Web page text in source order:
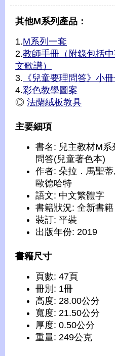
其他M系列產品：
1.M系列一套
2.教師手冊（附錄包括
文歌譜）
3. 《兒童要理問答》小
4.彩色教學圖案
◎ 法蘭絨板教具
主要細項
書名: 兒主教材M
問答(兒童著色本)
作者: 朵拉．馬聖
歐德哈特
語文: 中文繁體字
書籍狀況: 全新書籍
裝訂: 平裝
出版年份: 2019
書籍尺寸
頁數: 47頁
冊別: 1冊
高度: 28.00公分
寬度: 21.50公分
厚度: 0.50公分
重量: 249公克